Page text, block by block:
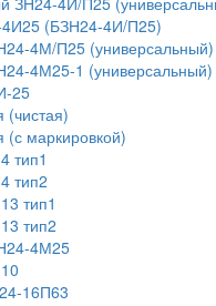
(БЗН24-4И/П25)
4М/П25 (универсальный)
4М25-1 (универсальный)
25
(чистая)
(с маркировкой)
тип1
тип2
тип1
тип2
4М25
16П63